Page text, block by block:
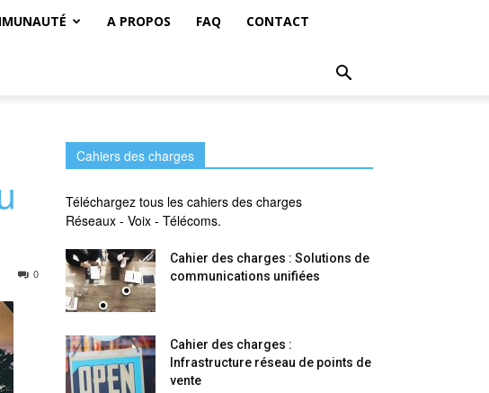
A PROPOS FAQ CONTACT
0
Cahiers des charges
Téléchargez tous les cahiers des charges
Réseaux - Voix - Télécoms.
Cahier des charges : Solutions de
communications unifiées
Cahier des charges :
Infrastructure réseau de points de
vente